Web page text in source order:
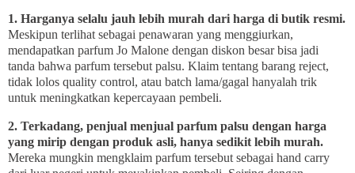
1. Harganya selalu jauh lebih murah dari harga di butik resmi.
Meskipun terlihat sebagai penawaran yang menggiurkan,
mendapatkan parfum Jo Malone dengan diskon besar bisa jadi
tanda bahwa parfum tersebut palsu. Klaim tentang barang reject,
tidak lolos quality control, atau batch lama/gagal hanyalah trik
untuk meningkatkan kepercayaan pembeli.
2. Terkadang, penjual menjual parfum palsu dengan harga
yang mirip dengan produk asli, hanya sedikit lebih murah.
Mereka mungkin mengklaim parfum tersebut sebagai hand carry